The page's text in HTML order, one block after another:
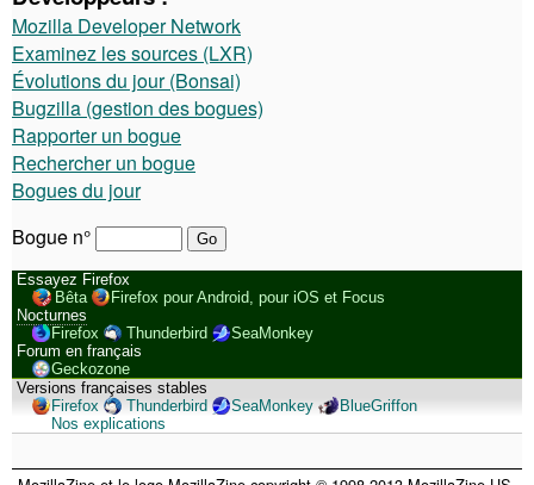
Mozilla Developer Network
Examinez les sources (LXR)
Évolutions du jour (Bonsai)
Bugzilla (gestion des bogues)
Rapporter un bogue
Rechercher un bogue
Bogues du jour
Bogue n°
Essayez Firefox
Bêta
Firefox pour Android, pour iOS et Focus
Nocturnes
Firefox
Thunderbird
SeaMonkey
Forum en français
Geckozone
Versions françaises stables
Firefox
Thunderbird SeaMonkey
BlueGriffon
Nos explications